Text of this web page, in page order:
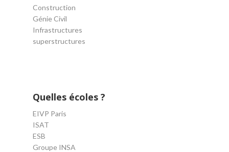
Construction
Génie Civil
Infrastructures
superstructures
Quelles écoles ?
EIVP Paris
ISAT
ESB
Groupe INSA